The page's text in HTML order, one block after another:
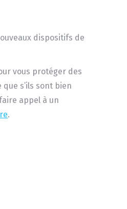
dispositifs de
vous protéger des
s’ils sont bien
appel à un
.